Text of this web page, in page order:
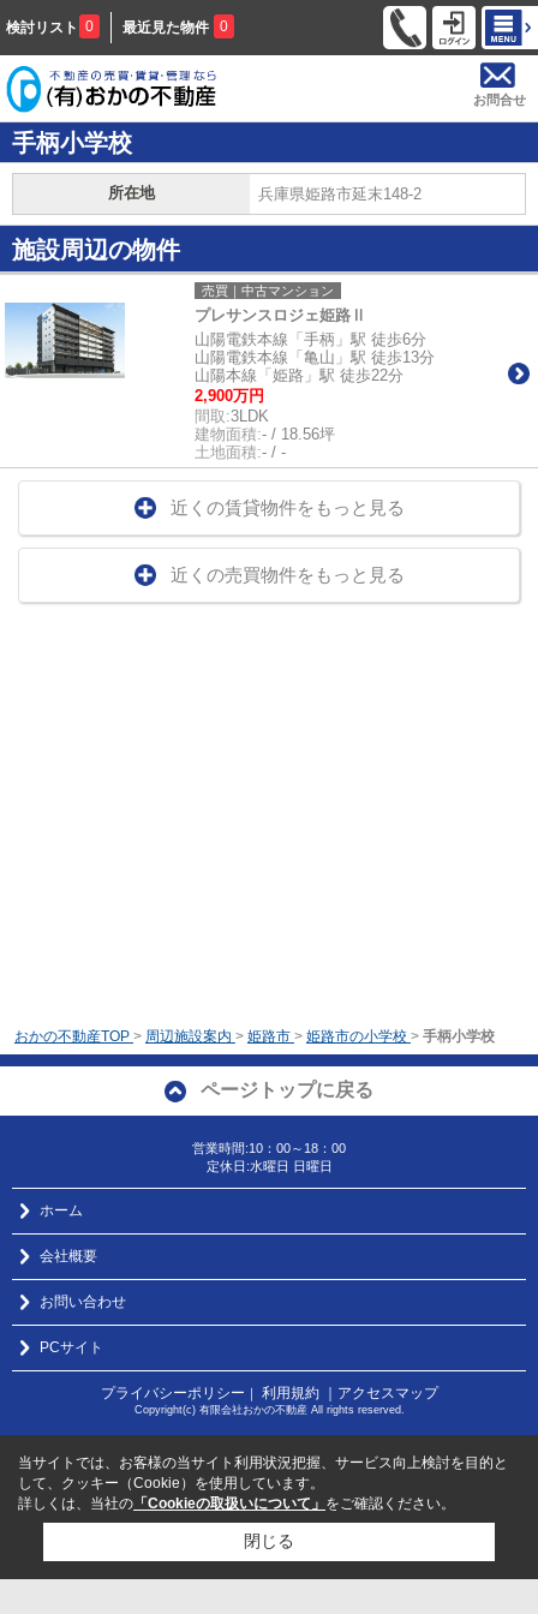
検討リスト 0 最近見た物件 0
お問合せ
手柄小学校
所在地 兵庫県姫路市延末148-2
施設周辺の物件
売買｜中古マンション
プレサンスロジェ姫路Ⅱ
山陽電鉄本線「手柄」駅 徒歩6分
山陽電鉄本線「亀山」駅 徒歩13分
山陽本線「姫路」駅 徒歩22分
2,900万円
間取:3LDK
建物面積:- / 18.56坪
土地面積:- / -
近くの賃貸物件をもっと見る
近くの売買物件をもっと見る
おかの不動産TOP > 周辺施設案内 > 姫路市 > 姫路市の小学校 > 手柄小学校
ページトップに戻る
営業時間:10：00～18：00
定休日:水曜日 日曜日
ホーム
会社概要
お問い合わせ
PCサイト
プライバシーポリシー ｜ 利用規約 ｜アクセスマップ
Copyright(c) 有限会社おかの不動産 All rights reserved.
当サイトでは、お客様の当サイト利用状況把握、サービス向上検討を目的と
して、クッキー（Cookie）を使用しています。
詳しくは、当社の 「Cookieの取扱いについて」 をご確認ください。
閉じる